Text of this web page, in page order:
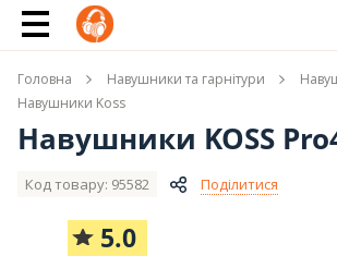
(096)
(044)
Ім'я
Головна Навушники та гарнітури
Навушники Koss
Навушники KOSS
Код товару: 95582 Поділитися
5.0